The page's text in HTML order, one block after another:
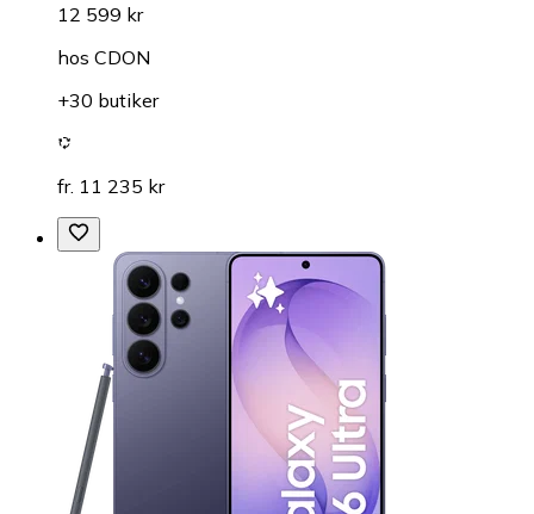
12 599 kr
hos CDON
+30 butiker
fr. 11 235 kr